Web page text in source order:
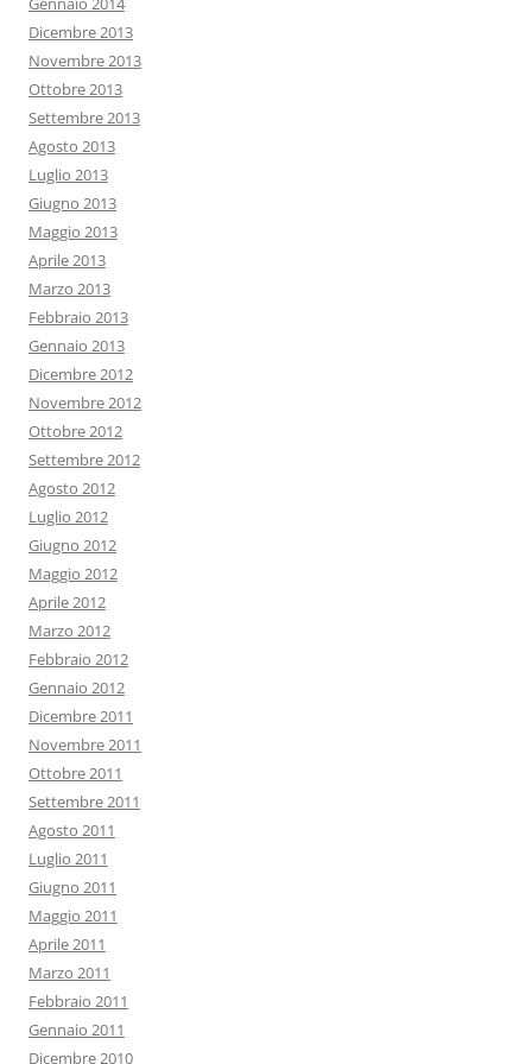
Dicembre 2013
Novembre 2013
Ottobre 2013
Settembre 2013
Agosto 2013
Luglio 2013
Giugno 2013
Maggio 2013
Aprile 2013
Marzo 2013
Febbraio 2013
Gennaio 2013
Dicembre 2012
Novembre 2012
Ottobre 2012
Settembre 2012
Agosto 2012
Luglio 2012
Giugno 2012
Maggio 2012
Aprile 2012
Marzo 2012
Febbraio 2012
Gennaio 2012
Dicembre 2011
Novembre 2011
Ottobre 2011
Settembre 2011
Agosto 2011
Luglio 2011
Giugno 2011
Maggio 2011
Aprile 2011
Marzo 2011
Febbraio 2011
Gennaio 2011
Dicembre 2010